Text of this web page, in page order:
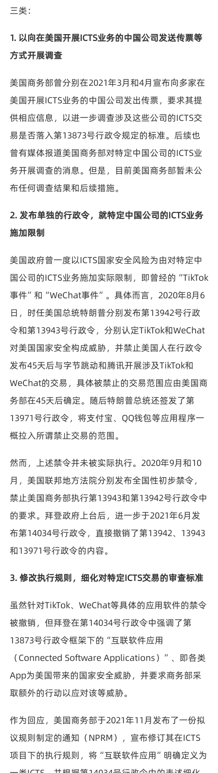
三类：
1. 以向在美国开展ICTS业务的中国公司发送传票等
方式开展调查
美国商务部曾分别在2021年3月和4月宣布向多家在
美国开展ICTS业务的中国公司发出传票，要求其提
供相应信息，以进一步调查涉及这些公司的ICTS交
易是否落入第13873号行政令规定的标准。后续也
曾有媒体报道美国商务部对特定中国公司的ICTS业
务开展调查的消息。但是，目前美国商务部暂未公
布任何调查结果和后续措施。
2. 发布单独的行政令，就特定中国公司的ICTS业务
施加限制
美国政府曾一度以ICTS国家安全风险为由对特定中
国公司的ICTS业务施加实际限制，即曾经的“TikTok
事件”和“WeChat事件”。具体而言，2020年8月6
日，时任美国总统特朗普分别发布第13942号行政
令和第13943号行政令，分别认定TikTok和WeChat
对美国国家安全构成威胁，并禁止美国人在行政令
发布45天后与字节跳动和腾讯开展涉及TikTok和
WeChat的交易，具体被禁止的交易范围应由美国商
务部在45天后确定。随后特朗普总统还签发了第
13971号行政令，将支付宝、QQ钱包等应用程序一
概拉入所谓禁止交易的范围。
然而，上述禁令并未被实际执行。2020年9月和10
月，美国联邦地方法院分别发布全国性初步禁令，
禁止美国商务部执行第13943和第13942号行政令中
的要求。拜登政府上台后，进一步于2021年6月发
布第14034号行政令，直接撤销了第13942、13943
和13971号行政令的内容。
3. 修改执行规则，细化对特定ICTS交易的审查标准
虽然针对TikTok、WeChat等具体的应用软件的禁令
被撤销，但拜登在第14034号行政令中强调了第
13873号行政令框架下的“互联软件应用
（Connected Software Applications）”、即各类
App为美国带来的国家安全威胁，并要求商务部采
取额外的行动以应对该等威胁。
作为回应，美国商务部于2021年11月发布了一份拟
议规则制定的通知（NPRM），宣布修订其在ICTS
项目下的执行规则，将“互联软件应用”明确定义为